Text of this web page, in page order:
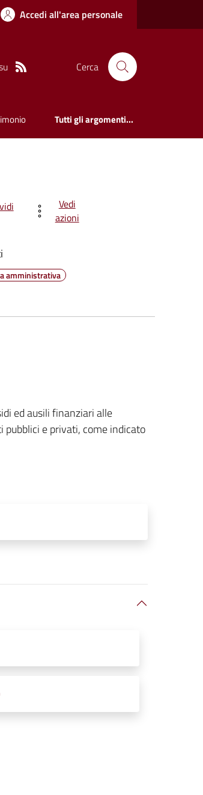
Accedi all'area personale
Cerca
Tutti gli argomenti...
Vedi
azioni
amministrativa
ed ausili finanziari alle
pubblici e privati, come indicato